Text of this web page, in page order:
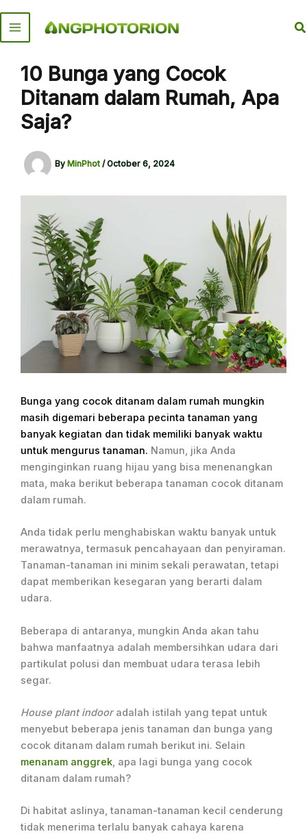
content
10 Bunga yang Cocok
Ditanam dalam Rumah, Apa
Saja?
By MinPhot /October 6, 2024
Bunga yang cocok ditanam dalam rumah mungkin
masih digemari beberapa pecinta tanaman yang
banyak kegiatan dan tidak memiliki banyak waktu
untuk mengurus tanaman. Namun, jika Anda
menginginkan ruang hijau yang bisa menenangkan
mata, maka berikut beberapa tanaman cocok ditanam
dalam rumah.
Anda tidak perlu menghabiskan waktu banyak untuk
merawatnya, termasuk pencahayaan dan penyiraman.
Tanaman-tanaman ini minim sekali perawatan, tetapi
dapat memberikan kesegaran yang berarti dalam
udara.
Beberapa di antaranya, mungkin Anda akan tahu
bahwa manfaatnya adalah membersihkan udara dari
partikulat polusi dan membuat udara terasa lebih
segar.
House plant indooradalah istilah yang tepat untuk
menyebut beberapa jenis tanaman dan bunga yang
cocok ditanam dalam rumah berikut ini. Selain
menanam anggrek, apa lagi bunga yang cocok
ditanam dalam rumah?
Di habitat aslinya, tanaman-tanaman kecil cenderung
tidak menerima terlalu banyak cahaya karena